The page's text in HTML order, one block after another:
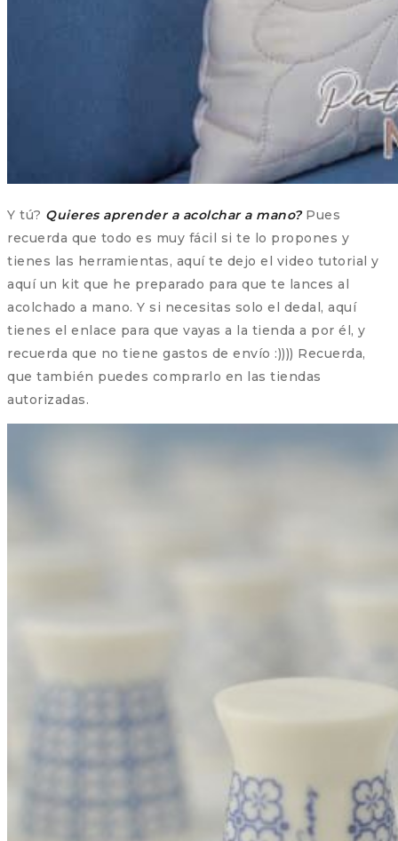
Y tú? Quieres aprender a acolchar a mano?Pues
recuerda que todo es muy fácil si te lo propones y
tienes las herramientas, aquí te dejo el video tutorial y
aquí un kit que he preparado para que te lances al
acolchado a mano. Y si necesitas solo el dedal, aquí
tienes el enlace para que vayas a la tienda a por él, y
recuerda que no tiene gastos de envío :)))) Recuerda,
que también puedes comprarlo en las tiendas
autorizadas.